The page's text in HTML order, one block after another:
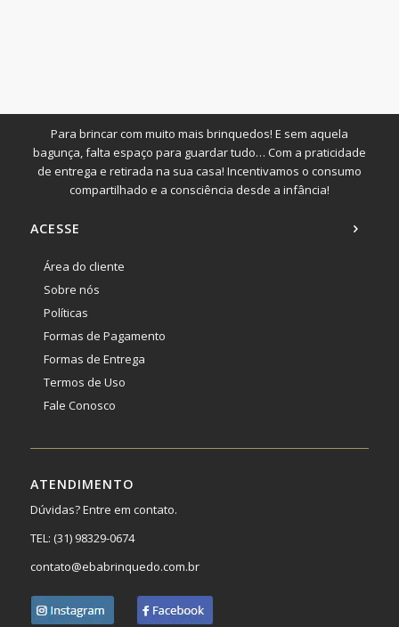
Para brincar com muito mais brinquedos! E sem aquela
bagunça, falta espaço para guardar tudo… Com a praticidade
de entrega e retirada na sua casa! Incentivamos o consumo
compartilhado e a consciência desde a infância!
ACESSE
Área do cliente
Sobre nós
Políticas
Formas de Pagamento
Formas de Entrega
Termos de Uso
Fale Conosco
ATENDIMENTO
Dúvidas? Entre em contato.
TEL: (31) 98329-0674
contato@ebabrinquedo.com.br